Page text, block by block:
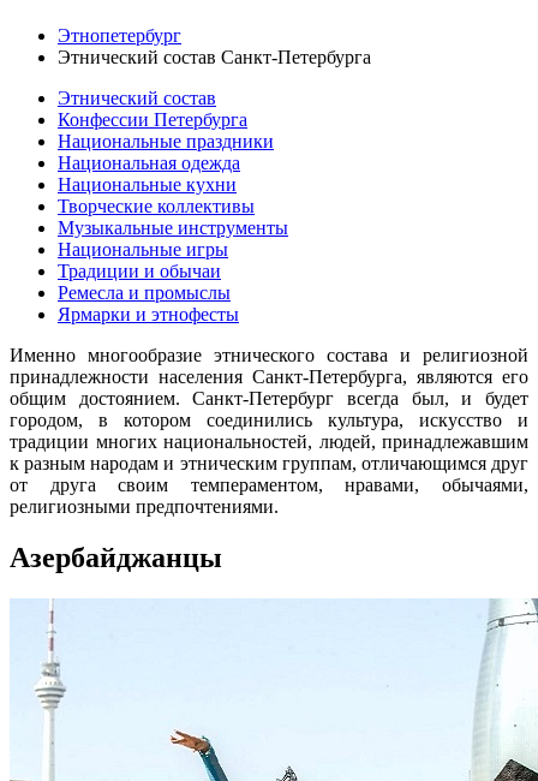
Этнопетербург
Этнический состав Санкт-Петербурга
Этнический состав
Конфессии Петербурга
Национальные праздники
Национальная одежда
Национальные кухни
Творческие коллективы
Музыкальные инструменты
Национальные игры
Традиции и обычаи
Ремесла и промыслы
Ярмарки и этнофесты
Именно многообразие этнического состава и религиозной
принадлежности населения Санкт-Петербурга, являются его
общим достоянием. Санкт-Петербург всегда был, и будет
городом, в котором соединились культура, искусство и
традиции многих национальностей, людей, принадлежавшим
к разным народам и этническим группам, отличающимся друг
от друга своим темпераментом, нравами, обычаями,
религиозными предпочтениями.
Азербайджанцы